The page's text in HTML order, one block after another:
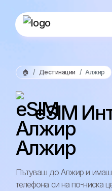
🏠 Дестинации Алжир
eSIM
Алжир
Пътуваш до Алжир и имаш
телефона си на по-ниска